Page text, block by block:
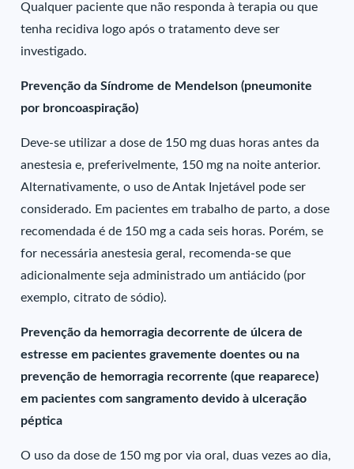
Qualquer paciente que não responda à terapia ou que
tenha recidiva logo após o tratamento deve ser
investigado.
Prevenção da Síndrome de Mendelson (pneumonite
por broncoaspiração)
Deve-se utilizar a dose de 150 mg duas horas antes da
anestesia e, preferivelmente, 150 mg na noite anterior.
Alternativamente, o uso de Antak Injetável pode ser
considerado. Em pacientes em trabalho de parto, a dose
recomendada é de 150 mg a cada seis horas. Porém, se
for necessária anestesia geral, recomenda-se que
adicionalmente seja administrado um antiácido (por
exemplo, citrato de sódio).
Prevenção da hemorragia decorrente de úlcera de
estresse em pacientes gravemente doentes ou na
prevenção de hemorragia recorrente (que reaparece)
em pacientes com sangramento devido à ulceração
péptica
O uso da dose de 150 mg por via oral, duas vezes ao dia,